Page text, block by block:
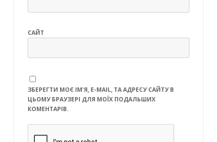
САЙТ
ЗБЕРЕГТИ МОЄ ІМ'Я, E-MAIL, ТА АДРЕСУ САЙТУ В
ЦЬОМУ БРАУЗЕРІ ДЛЯ МОЇХ ПОДАЛЬШИХ
КОМЕНТАРІВ.